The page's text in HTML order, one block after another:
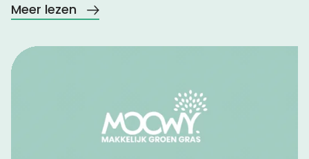
Meer lezen